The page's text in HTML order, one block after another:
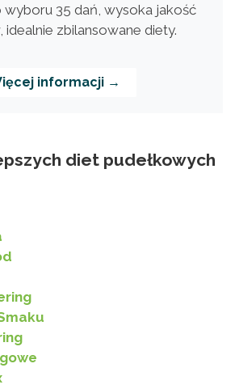
wyboru 35 dań, wysoka jakość
zbilansowane diety.
informacji →
diet pudełkowych